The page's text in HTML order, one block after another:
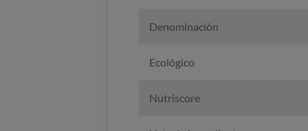
Denominación
Ecológico
Nutriscore